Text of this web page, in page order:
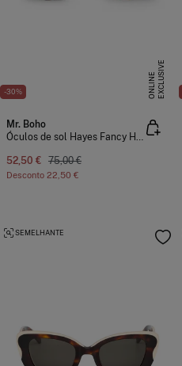
-30% E
X
C
L
U
SI
V
E
O
N
L
I
N
E
Mr. Boho
Óculos de sol Hayes Fancy Hayes With Classical Lenses
52,50 € 75,00 €
Desconto 22,50 €
SEMELHANTE